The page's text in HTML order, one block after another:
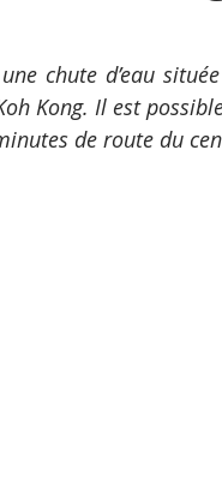
chute d’eau
Kong. Il est
de route du